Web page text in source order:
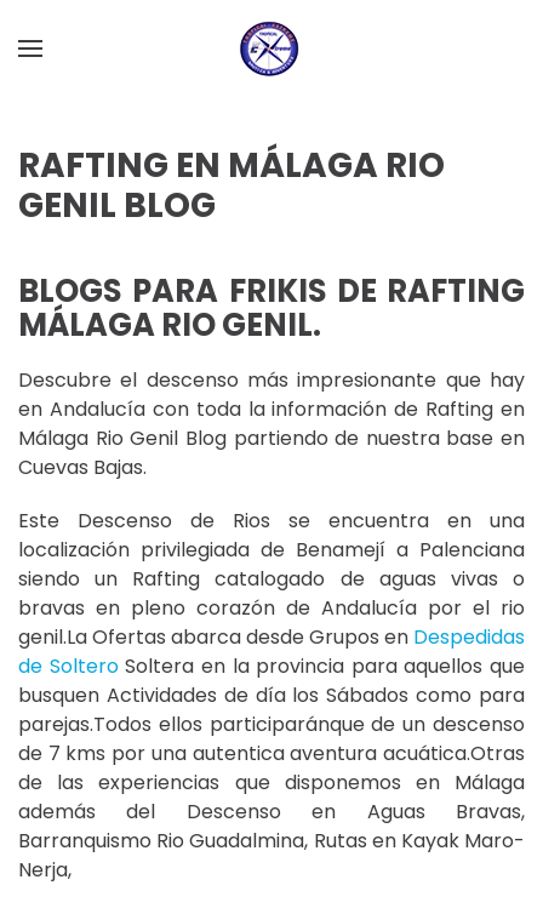
Skip to main content
RAFTING EN MÁLAGA RIO
GENIL BLOG
BLOGS PARA FRIKIS DE RAFTING
MÁLAGA RIO GENIL.
Descubre el descenso más impresionante que hay
en Andalucía con toda la información de Rafting en
Málaga Rio Genil Blog partiendo de nuestra base en
Cuevas Bajas.
Este Descenso de Rios se encuentra en una
localización privilegiada de Benamejí a Palenciana
siendo un Rafting catalogado de aguas vivas o
bravas en pleno corazón de Andalucía por el rio
genil.La Ofertas abarca desde Grupos en Despedidas
de SolteroSoltera en la provincia para aquellos que
busquen Actividades de día los Sábados como para
parejas.Todos ellos participaránque de un descenso
de 7 kms por una autentica aventura acuática.Otras
de las experiencias que disponemos en Málaga
además del Descenso en Aguas Bravas,
Barranquismo Rio Guadalmina, Rutas en Kayak Maro-
Nerja,